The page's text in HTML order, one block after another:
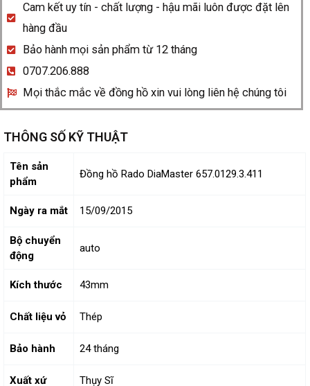
Cam kết uy tín - chất lượng - hậu mãi luôn được đặt lên
hàng đầu
Bảo hành mọi sản phẩm từ 12 tháng
0707.206.888
Mọi thắc mắc về đồng hồ xin vui lòng liên hệ chúng tôi
THÔNG SỐ KỸ THUẬT
Tên sản
phẩm
Đồng hồ Rado DiaMaster 657.0129.3.411
Ngày ra mắt 15/09/2015
Bộ chuyển
động
auto
Kích thước 43mm
Chất liệu vỏ Thép
Bảo hành 24 tháng
Xuất xứ Thụy Sĩ